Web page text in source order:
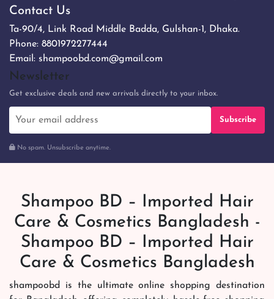
Contact Us
Ta-90/4, Link Road Middle Badda, Gulshan-1, Dhaka.
Phone: 8801972277444
Email: shampoobd.com@gmail.com
Newsletter
Get exclusive deals and new arrivals directly to your inbox.
Subscribe
No spam. Unsubscribe anytime.
Shampoo BD – Imported Hair
Care & Cosmetics Bangladesh -
Shampoo BD – Imported Hair
Care & Cosmetics Bangladesh
shampoobd is the ultimate online shopping destination